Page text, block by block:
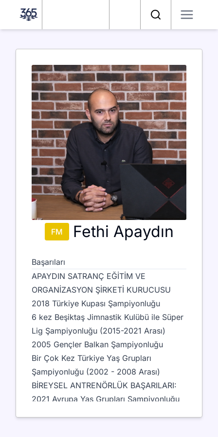
Arama
FM Fethi Apaydın
Başarıları
APAYDIN SATRANÇ EĞİTİM VE
ORGANİZASYON ŞİRKETİ KURUCUSU
2018 Türkiye Kupası Şampiyonluğu
6 kez Beşiktaş Jimnastik Kulübü ile Süper
Lig Şampiyonluğu (2015-2021 Arası)
2005 Gençler Balkan Şampiyonluğu
Bir Çok Kez Türkiye Yaş Grupları
Şampiyonluğu (2002 - 2008 Arası)
BİREYSEL ANTRENÖRLÜK BAŞARILARI:
2021 Avrupa Yaş Grupları Şampiyonluğu